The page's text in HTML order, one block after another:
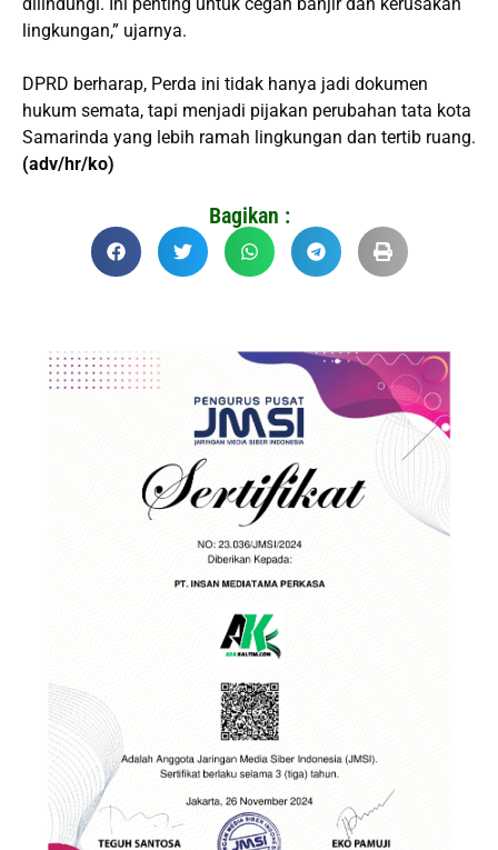
lingkungan,” ujarnya.
DPRD berharap, Perda ini tidak hanya jadi dokumen
hukum semata, tapi menjadi pijakan perubahan tata kota
Samarinda yang lebih ramah lingkungan dan tertib ruang.
(adv/hr/ko)
Bagikan :